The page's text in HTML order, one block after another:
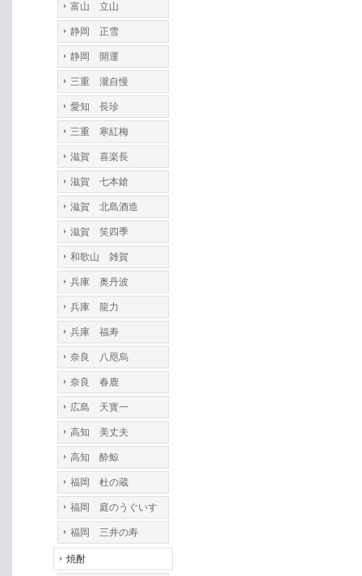
富山 立山
静岡 正雪
静岡 開運
三重 瀧自慢
愛知 長珍
三重 寒紅梅
滋賀 喜楽長
滋賀 七本鎗
滋賀 北島酒造
滋賀 笑四季
和歌山 雑賀
兵庫 奥丹波
兵庫 龍力
兵庫 福寿
奈良 八咫烏
奈良 春鹿
広島 天寳一
高知 美丈夫
高知 酔鯨
福岡 杜の蔵
福岡 庭のうぐいす
福岡 三井の寿
焼酎